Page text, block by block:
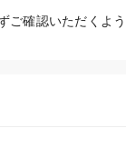
ご確認いただくよ